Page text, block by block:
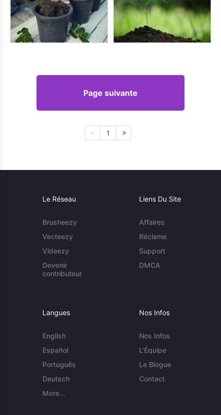
Page suivante
1
Le Réseau
Brusheezy
Vecteezy
Videezy
Devenir
contributeur
Liens Du Site
Affaires
Réclame
Support
DMCA
Langues
English
Español
Português
Deutsch
More...
Nos Infos
Nos Infos
L'Équipe
Le Blogue
Contact